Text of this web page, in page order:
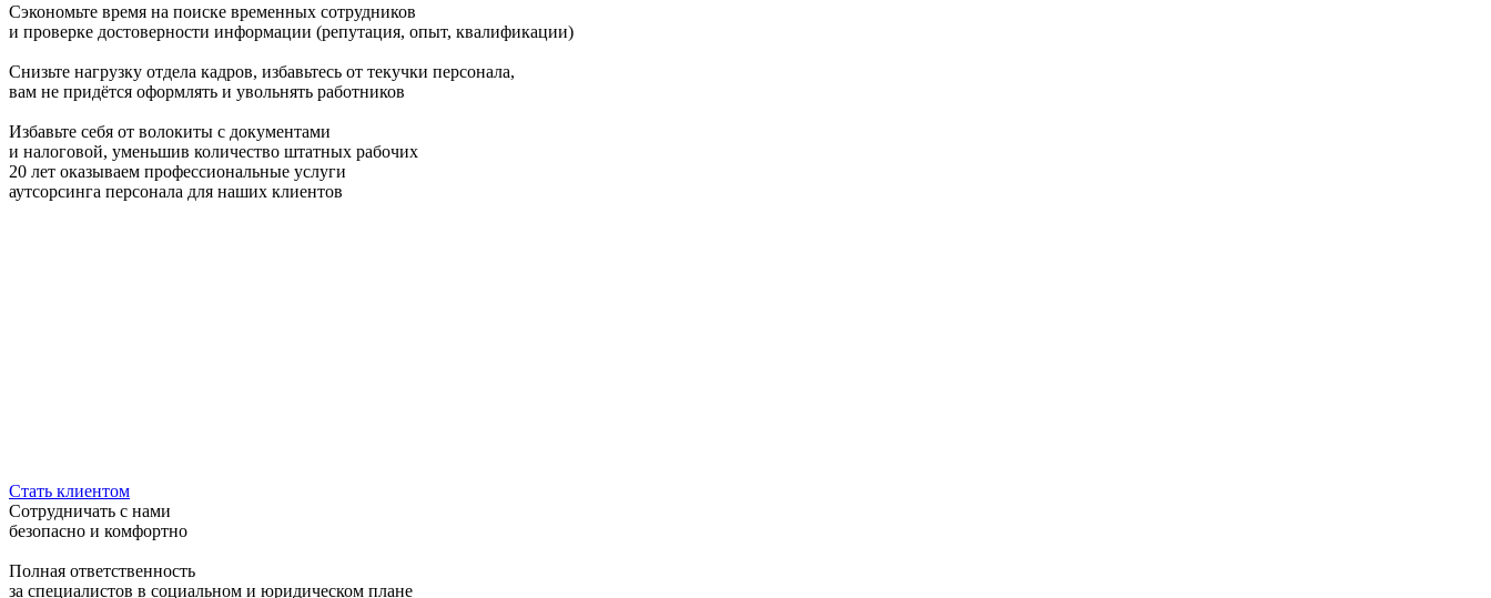
Сэкономьте время на поиске временных сотрудников
и проверке достоверности информации (репутация, опыт, квалификации)
Снизьте нагрузку отдела кадров, избавьтесь от текучки персонала,
вам не придётся оформлять и увольнять работников
Избавьте себя от волокиты с документами
и налоговой, уменьшив количество штатных рабочих
20 лет оказываем профессиональные услуги
аутсорсинга персонала для наших клиентов
Стать клиентом
Сотрудничать с нами
безопасно и комфортно
Полная ответственность
за специалистов в социальном и юридическом плане